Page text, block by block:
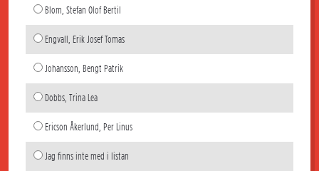
Blom, Stefan Olof Bertil
Engvall, Erik Josef Tomas
Johansson, Bengt Patrik
Dobbs, Trina Lea
Ericson Åkerlund, Per Linus
Jag finns inte med i listan